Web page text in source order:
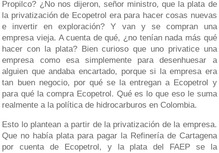
Propilco? ¿No nos dijeron, señor ministro, que la plata de
la privatización de Ecopetrol era para hacer cosas nuevas
e invertir en exploración? Y van y se compran una
empresa vieja. A cuenta de qué, ¿no tenían nada más qué
hacer con la plata? Bien curioso que uno privatice una
empresa como esa simplemente para desenhuesar a
alguien que andaba encartado, porque si la empresa era
tan buen negocio, por qué se la entregan a Ecopetrol y
para qué la compra Ecopetrol. Qué es lo que eso le suma
realmente a la política de hidrocarburos en Colombia.
Esto lo plantean a partir de la privatización de la empresa.
Que no había plata para pagar la Refinería de Cartagena
por cuenta de Ecopetrol, y la plata del FAEP se la